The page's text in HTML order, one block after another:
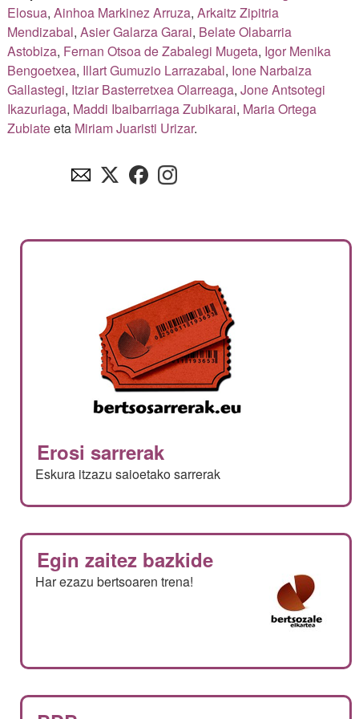
Elosua, Ainhoa Markinez Arruza, Arkaitz Zipitria
Mendizabal, Asier Galarza Garai, Belate Olabarria
Astobiza, Fernan Otsoa de Zabalegi Mugeta, Igor Menika
Bengoetxea, Illart Gumuzio Larrazabal, Ione Narbaiza
Gallastegi, Itziar Basterretxea Olarreaga, Jone Antsotegi
Ikazuriaga, Maddi Ibaibarriaga Zubikarai, Maria Ortega
Zubiateeta Miriam Juaristi Urizar.
Erosi sarrerak
Eskura itzazu saioetako sarrerak
Egin zaitez bazkide
Har ezazu bertsoaren trena!